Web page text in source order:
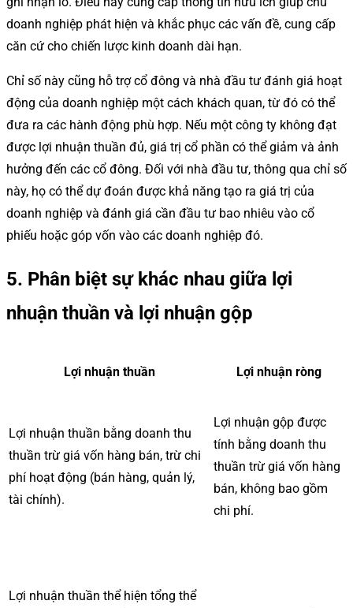
doanh nghiệp phát hiện và khắc phục các vấn đề, cung cấp
căn cứ cho chiến lược kinh doanh dài hạn.
Chỉ số này cũng hỗ trợ cổ đông và nhà đầu tư đánh giá hoạt
động của doanh nghiệp một cách khách quan, từ đó có thể
đưa ra các hành động phù hợp. Nếu một công ty không đạt
được lợi nhuận thuần đủ, giá trị cổ phần có thể giảm và ảnh
hưởng đến các cổ đông. Đối với nhà đầu tư, thông qua chỉ số
này, họ có thể dự đoán được khả năng tạo ra giá trị của
doanh nghiệp và đánh giá cần đầu tư bao nhiêu vào cổ
phiếu hoặc góp vốn vào các doanh nghiệp đó.
5. Phân biệt sự khác nhau giữa lợi
nhuận thuần và lợi nhuận gộp
Lợi nhuận thuần Lợi nhuận ròng
Lợi nhuận thuần bằng doanh thu
thuần trừ giá vốn hàng bán, trừ chi
phí hoạt động (bán hàng, quản lý,
tài chính).
Lợi nhuận gộp được
tính bằng doanh thu
thuần trừ giá vốn hàng
bán, không bao gồm
chi phí.
Lợi nhuận thuần thể hiện tổng thể